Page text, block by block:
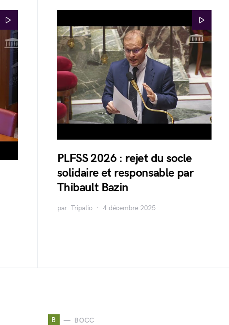
PLFSS 2026 : rejet du socle
solidaire et responsable par
Thibault Bazin
par Tripalio 4 décembre 2025
B BOCC